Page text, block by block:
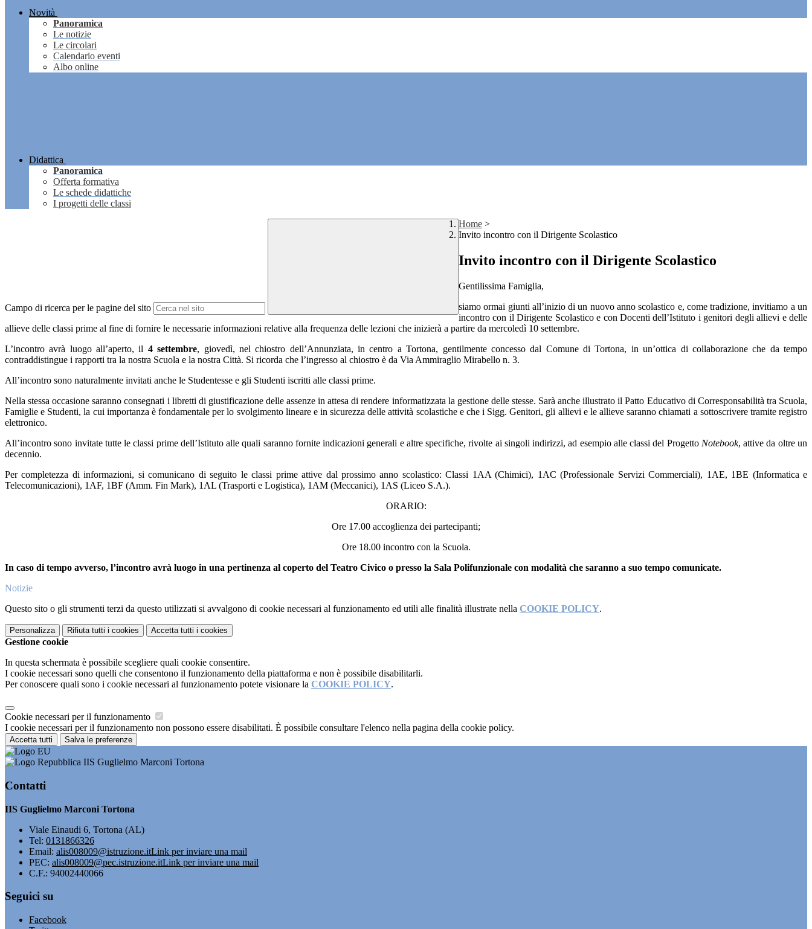
Novità
Panoramica
Le notizie
Le circolari
Calendario eventi
Albo online
Didattica
Panoramica
Offerta formativa
Le schede didattiche
I progetti delle classi
Campo di ricerca per le pagine del sito
Home >
Invito incontro con il Dirigente Scolastico
Invito incontro con il Dirigente Scolastico
Gentilissima Famiglia,
siamo ormai giunti all’inizio di un nuovo anno scolastico e, come tradizione, invitiamo a un
incontro con il Dirigente Scolastico e con Docenti dell’Istituto i genitori degli allievi e delle
allieve delle classi prime al fine di fornire le necessarie informazioni relative alla frequenza delle lezioni che inizierà a partire da mercoledì 10 settembre.
L’incontro avrà luogo all’aperto, il 4settembre, giovedì, nel chiostro dell’Annunziata, in centro a Tortona, gentilmente concesso dal Comune di Tortona, in un’ottica di collaborazione che da tempo
contraddistingue i rapporti tra la nostra Scuola e la nostra Città. Si ricorda che l’ingresso al chiostro è da Via Ammiraglio Mirabello n. 3.
All’incontro sono naturalmente invitati anche le Studentesse e gli Studenti iscritti alle classi prime.
Nella stessa occasione saranno consegnati i libretti di giustificazione delle assenze in attesa di rendere informatizzata la gestione delle stesse. Sarà anche illustrato il Patto Educativo di Corresponsabilità tra Scuola,
Famiglie e Studenti, la cui importanza è fondamentale per lo svolgimento lineare e in sicurezza delle attività scolastiche e che i Sigg. Genitori, gli allievi e le allieve saranno chiamati a sottoscrivere tramite registro
elettronico.
All’incontro sono invitate tutte le classi prime dell’Istituto alle quali saranno fornite indicazioni generali e altre specifiche, rivolte ai singoli indirizzi, ad esempio alle classi del Progetto Notebook, attive da oltre un
decennio.
Per completezza di informazioni, si comunicano di seguito le classi prime attive dal prossimo anno scolastico: Classi 1AA (Chimici), 1AC (Professionale Servizi Commerciali), 1AE, 1BE (Informatica e
Telecomunicazioni), 1AF, 1BF (Amm. Fin Mark), 1AL (Trasporti e Logistica), 1AM (Meccanici), 1AS (Liceo S.A.).
ORARIO:
Ore 17.00 accoglienza dei partecipanti;
Ore 18.00 incontro con la Scuola.
In caso di tempo avverso, l’incontro avrà luogo in una pertinenza al coperto del Teatro Civico o presso la Sala Polifunzionale con modalità che saranno a suo tempo comunicate.
Notizie
Questo sito o gli strumenti terzi da questo utilizzati si avvalgono di cookie necessari al funzionamento ed utili alle finalità illustrate nella COOKIE POLICY.
Personalizza Rifiuta tutti i cookies Accetta tutti i cookies
Gestione cookie
In questa schermata è possibile scegliere quali cookie consentire.
I cookie necessari sono quelli che consentono il funzionamento della piattaforma e non è possibile disabilitarli.
Per conoscere quali sono i cookie necessari al funzionamento potete visionare la COOKIE POLICY.
Cookie necessari per il funzionamento
I cookie necessari per il funzionamento non possono essere disabilitati. È possibile consultare l'elenco nella pagina della cookie policy.
Accetta tutti Salva le preferenze
IIS Guglielmo Marconi Tortona
Contatti
IIS Guglielmo Marconi Tortona
Viale Einaudi 6, Tortona (AL)
Tel: 0131866326
Email: alis008009@istruzione.itLink per inviare una mail
PEC: alis008009@pec.istruzione.itLink per inviare una mail
C.F.: 94002440066
Seguici su
Facebook